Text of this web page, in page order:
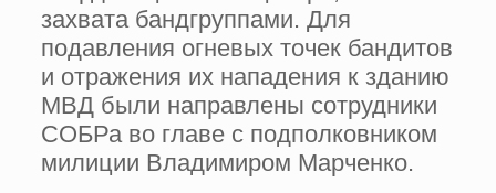
захвата бандгруппами. Для
подавления огневых точек бандитов
и отражения их нападения к зданию
МВД были направлены сотрудники
СОБРа во главе с подполковником
милиции Владимиром Марченко.